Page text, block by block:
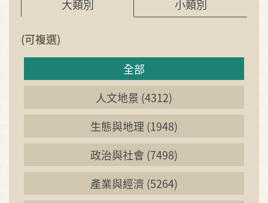
大類別 小類別
(可複選)
全部
人文地景 (4312)
生態與地理 (1948)
政治與社會 (7498)
產業與經濟 (5264)